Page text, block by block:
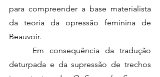
para compreender a base materialista
da teoria da opressão feminina de
Beauvoir.
deturpada e da supressão de trechos